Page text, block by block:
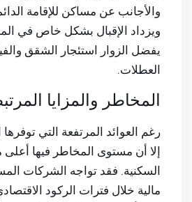
والأجانب عن مساكن للإقامة
ويزداد الإقبال بشكل خاص في
يفضل الزوار استئجار الشقق
العطلات.
المخاطر والمزايا
رغم العوائد المرتفعة التي توفرها
إلا أن مستوى المخاطر فيها أعلى
السكنية. فقد تواجه الشركات
مالية خلال فترات الركود